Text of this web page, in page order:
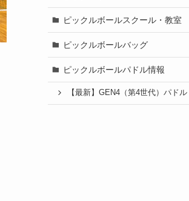
ピックルボールスクール・教室
ピックルボールバッグ
ピックルボールパドル情報
【最新】GEN4（第4世代）パドル